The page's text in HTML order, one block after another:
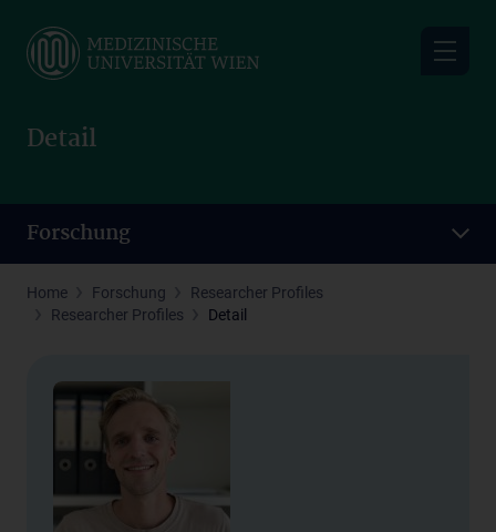
main
Detail
Forschung
Home Forschung
Researcher Profiles
Researcher Profiles
Detail